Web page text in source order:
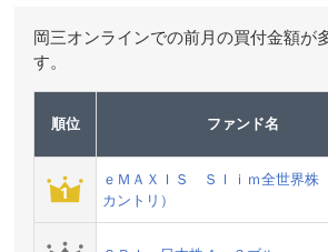
岡三オンラインでの前月の買付金額が
す。
順位 ファンド名
ｅＭＡＸＩＳ Ｓｌｉｍ全世界株
カントリ）